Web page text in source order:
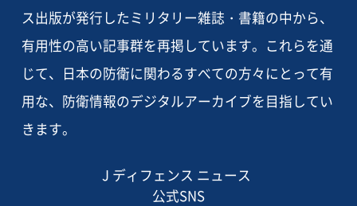
ス出版が発行したミリタリー雑誌・書籍の中から、
有用性の高い記事群を再掲しています。これらを通
じて、日本の防衛に関わるすべての方々にとって有
用な、防衛情報のデジタルアーカイブを目指してい
きます。
J ディフェンス ニュース
公式SNS